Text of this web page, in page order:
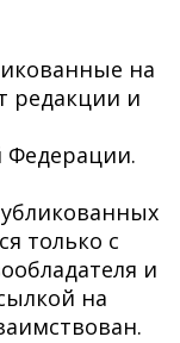
на
редакции и
Федерации.
только с
и
на